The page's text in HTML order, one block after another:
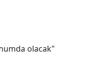
olacak"